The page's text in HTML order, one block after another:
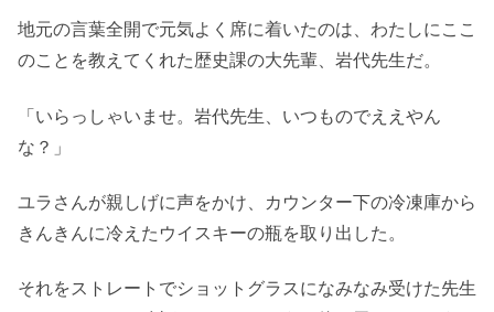
地元の言葉全開で元気よく席に着いたのは、わたしにここ
のことを教えてくれた歴史課の大先輩、岩代先生だ。
「いらっしゃいませ。岩代先生、いつものでええやん
な？」
ユラさんが親しげに声をかけ、カウンター下の冷凍庫から
きんきんに冷えたウイスキーの瓶を取り出した。
それをストレートでショットグラスになみなみ受けた先生